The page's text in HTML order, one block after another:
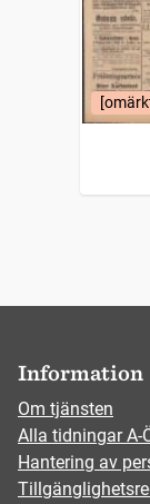
Information
Om tjänsten
Alla tidningar A-
Hantering av